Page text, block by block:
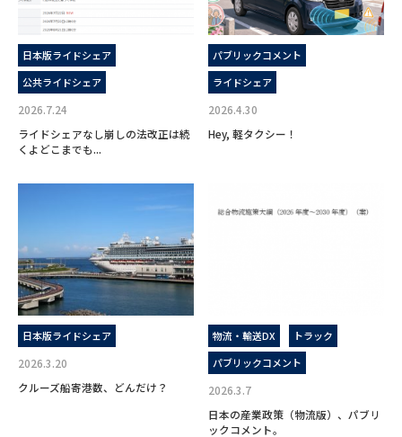
日本版ライドシェア
公共ライドシェア
2026.7.24
ライドシェアなし崩しの法改正は続
くよどこまでも...
パブリックコメント
ライドシェア
2026.4.30
Hey, 軽タクシー！
日本版ライドシェア
2026.3.20
クルーズ船寄港数、どんだけ？
物流・輸送DX
トラック
パブリックコメント
2026.3.7
日本の産業政策（物流版）、パブリ
ックコメント。